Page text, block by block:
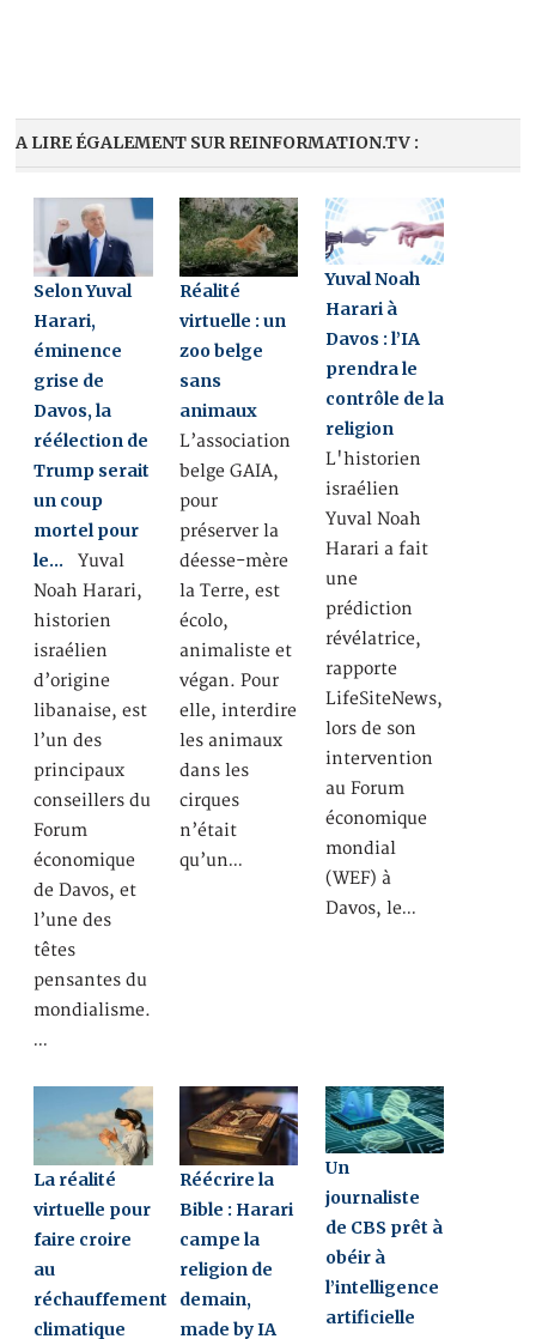
A LIRE ÉGALEMENT SUR REINFORMATION.TV :
Selon Yuval
Harari,
éminence
grise de
Davos, la
réélection de
Trump serait
un coup
mortel pour
le… Yuval
Noah Harari,
historien
israélien
d’origine
libanaise, est
l’un des
principaux
conseillers du
Forum
économique
de Davos, et
l’une des
têtes
pensantes du
mondialisme.
…
Réalité
virtuelle : un
zoo belge
sans
animaux
L’association
belge GAIA,
pour
préserver la
déesse-mère
la Terre, est
écolo,
animaliste et
végan. Pour
elle, interdire
les animaux
dans les
cirques
n’était
qu’un…
Yuval Noah
Harari à
Davos : l’IA
prendra le
contrôle de la
religion
L'historien
israélien
Yuval Noah
Harari a fait
une
prédiction
révélatrice,
rapporte
LifeSiteNews,
lors de son
intervention
au Forum
économique
mondial
(WEF) à
Davos, le…
La réalité
virtuelle pour
faire croire
au
réchauffement
climatique
Réécrire la
Bible : Harari
campe la
religion de
demain,
made by IA
Un
journaliste
de CBS prêt à
obéir à
l’intelligence
artificielle